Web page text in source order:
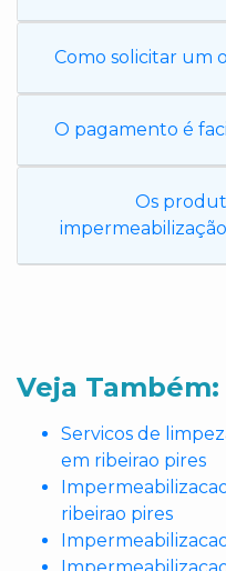
Como solicitar um
O pagamento é
Os
Veja Também:
Servicos de
em ribeirao pires
ribeirao pires